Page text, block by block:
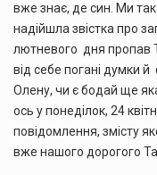
вже знає, де син. Ми
надійшла звістка про
лютневого дня пропав
від себе погані думки
Олену, чи є бодай ще
ось у понеділок, 24
повідомлення, змісту
вже нашого дорогого